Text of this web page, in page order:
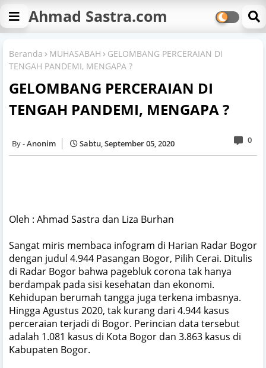
Ahmad Sastra.com
Beranda MUHASABAH
GELOMBANG PERCERAIAN DI
TENGAH PANDEMI, MENGAPA ?
GELOMBANG PERCERAIAN DI
TENGAH PANDEMI, MENGAPA ?
Anonim Sabtu, September 05, 2020 0
Oleh : Ahmad Sastra dan Liza Burhan
Sangat miris membaca infogram di Harian Radar Bogor
dengan judul 4.944 Pasangan Bogor, Pilih Cerai. Ditulis
di Radar Bogor bahwa pagebluk corona tak hanya
berdampak pada sisi kesehatan dan ekonomi.
Kehidupan berumah tangga juga terkena imbasnya.
Hingga Agustus 2020, tak kurang dari 4.944 kasus
perceraian terjadi di Bogor. Perincian data tersebut
adalah 1.081 kasus di Kota Bogor dan 3.863 kasus di
Kabupaten Bogor.